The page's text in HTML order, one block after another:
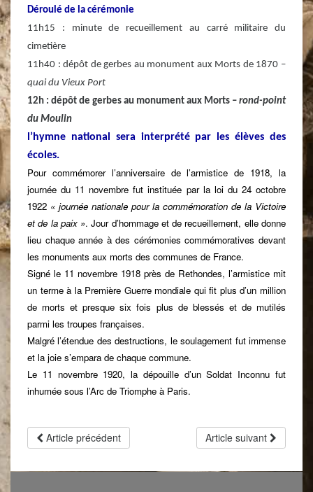
Déroulé de la cérémonie
11h15 : minute de recueillement au carré militaire du
cimetière
11h40 : dépôt de gerbes au monument aux Morts de 1870 –
quai du Vieux Port
12h : dépôt de gerbes au monument aux Morts – rond-point
du Moulin
l’hymne national sera interprété par les élèves des
écoles.
Pour commémorer l’anniversaire de l’armistice de 1918, la
journée du 11 novembre fut instituée par la loi du 24 octobre
1922 « journée nationale pour la commémoration de la Victoire
et de la paix ». Jour d’hommage et de recueillement, elle donne
lieu chaque année à des cérémonies commémoratives devant
les monuments aux morts des communes de France.
Signé le 11 novembre 1918 près de Rethondes, l’armistice mit
un terme à la Première Guerre mondiale qui fit plus d’un million
de morts et presque six fois plus de blessés et de mutilés
parmi les troupes françaises.
Malgré l’étendue des destructions, le soulagement fut immense
et la joie s’empara de chaque commune.
Le 11 novembre 1920, la dépouille d’un Soldat Inconnu fut
inhumée sous l’Arc de Triomphe à Paris.
Article précédent Article suivant